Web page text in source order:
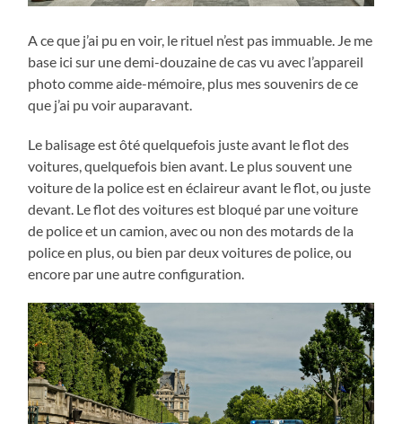
A ce que j’ai pu en voir, le rituel n’est pas immuable. Je me
base ici sur une demi-douzaine de cas vu avec l’appareil
photo comme aide-mémoire, plus mes souvenirs de ce
que j’ai pu voir auparavant.
Le balisage est ôté quelquefois juste avant le flot des
voitures, quelquefois bien avant. Le plus souvent une
voiture de la police est en éclaireur avant le flot, ou juste
devant. Le flot des voitures est bloqué par une voiture
de police et un camion, avec ou non des motards de la
police en plus, ou bien par deux voitures de police, ou
encore par une autre configuration.